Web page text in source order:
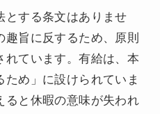
とする条文はありませ
旨に反するため、原則
れています。有給は、本
め」に設けられていま
ると休暇の意味が失われ